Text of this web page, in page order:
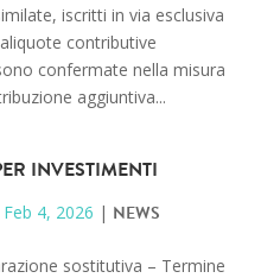
iscritti in via esclusiva
contributive
confermate nella misura
aggiuntiva...
INVESTIMENTI
Feb 4, 2026 | NEWS
sostitutiva – Termine